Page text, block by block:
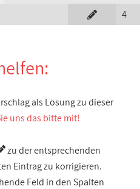
4
als Lösung zu dieser
uns das bitte mit!
zu der entsprechenden
Eintrag zu korrigieren.
Feld in den Spalten